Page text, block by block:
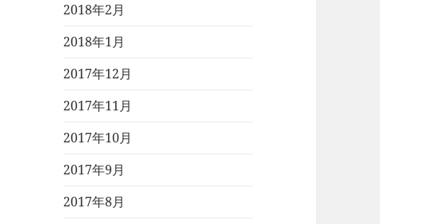
2018年2月
2018年1月
2017年12月
2017年11月
2017年10月
2017年9月
2017年8月